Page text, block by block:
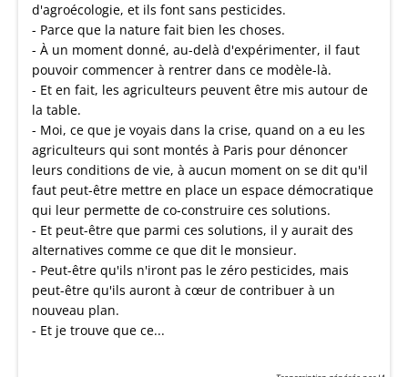
d'agroécologie, et ils font sans pesticides.
- Parce que la nature fait bien les choses.
- À un moment donné, au-delà d'expérimenter, il faut
pouvoir commencer à rentrer dans ce modèle-là.
- Et en fait, les agriculteurs peuvent être mis autour de
la table.
- Moi, ce que je voyais dans la crise, quand on a eu les
agriculteurs qui sont montés à Paris pour dénoncer
leurs conditions de vie, à aucun moment on se dit qu'il
faut peut-être mettre en place un espace démocratique
qui leur permette de co-construire ces solutions.
- Et peut-être que parmi ces solutions, il y aurait des
alternatives comme ce que dit le monsieur.
- Peut-être qu'ils n'iront pas le zéro pesticides, mais
peut-être qu'ils auront à cœur de contribuer à un
nouveau plan.
- Et je trouve que ce...